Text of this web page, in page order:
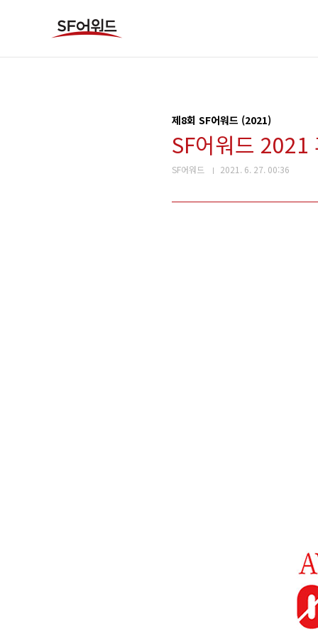
제8회 SF어워드 (2021)
SF어워드 2021
SF어워드 2021. 6. 27. 00:36